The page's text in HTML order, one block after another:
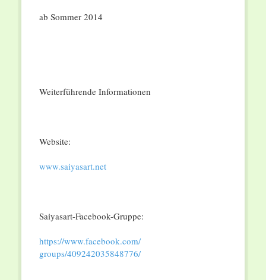
ab Sommer 2014
Weiterführende Informationen
Website:
www.saiyasart.net
Saiyasart-Facebook-Gruppe:
https://www.facebook.com/
groups/409242035848776/